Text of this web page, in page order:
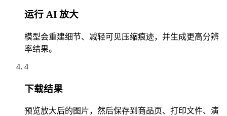
运行 AI 放大
模型会重建细节、减轻可见压缩痕迹，并生成更高分辨
率结果。
4
下载结果
预览放大后的图片，然后保存到商品页、打印文件、演